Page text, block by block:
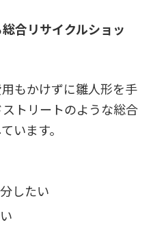
合リサイクルショッ
もかけずに雛人形を手
トリートのような総合
います。
したい